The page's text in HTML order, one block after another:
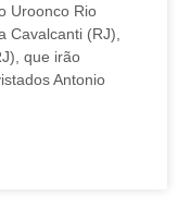
Uroonco Rio
Cavalcanti (RJ),
que irão
Antonio